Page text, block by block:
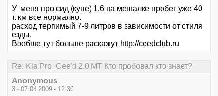
У меня про сид (купе) 1,6 на мешалке пробег уже 40
т. км все нормално.
расход терпимый 7-9 литров в зависимости от стиля
езды.
Вообще тут больше раскажут http://ceedclub.ru
Re: Kia Pro_Cee'd 2.0 MT Кто пробовал кто знает?
Anonymous
3 - 07.04.2009 - 12:30